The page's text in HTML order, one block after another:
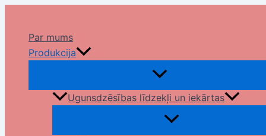
contentPar mums
Produkcija
Ugunsdzēsības līdzekļi un iekārtas